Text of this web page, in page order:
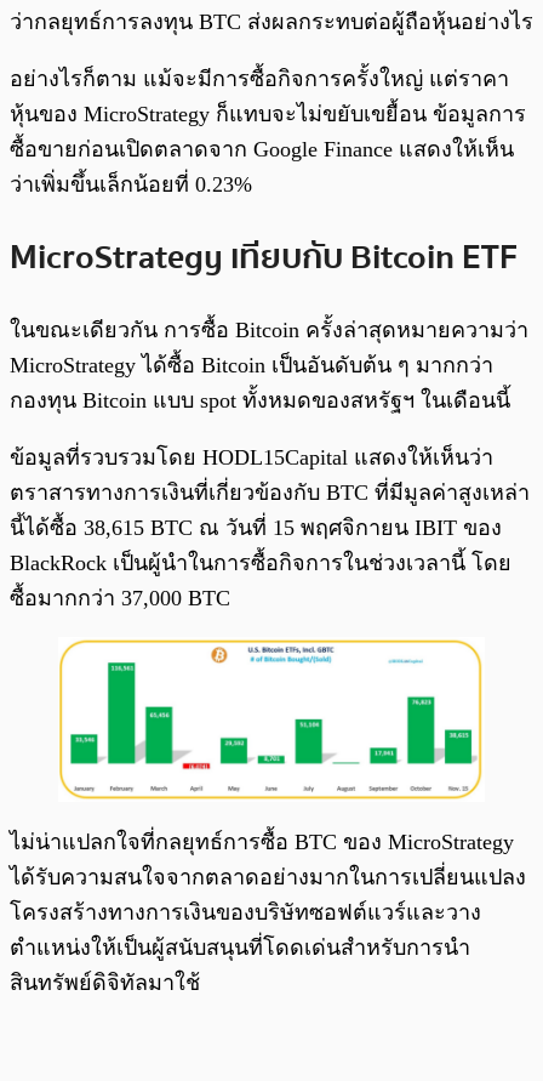
ว่ากลยุทธ์การลงทุน BTC ส่งผลกระทบต่อผู้ถือหุ้นอย่างไร
อย่างไรก็ตาม แม้จะมีการซื้อกิจการครั้งใหญ่ แต่ราคา
หุ้นของ MicroStrategy ก็แทบจะไม่ขยับเขยื้อน ข้อมูลการ
ซื้อขายก่อนเปิดตลาดจาก Google Finance แสดงให้เห็น
ว่าเพิ่มขึ้นเล็กน้อยที่ 0.23%
MicroStrategy เทียบกับ Bitcoin ETF
ในขณะเดียวกัน การซื้อ Bitcoin ครั้งล่าสุดหมายความว่า
MicroStrategy ได้ซื้อ Bitcoin เป็นอันดับต้น ๆ มากกว่า
กองทุน Bitcoin แบบ spot ทั้งหมดของสหรัฐฯ ในเดือนนี้
ข้อมูลที่รวบรวมโดย HODL15Capital แสดงให้เห็นว่า
ตราสารทางการเงินที่เกี่ยวข้องกับ BTC ที่มีมูลค่าสูงเหล่า
นี้ได้ซื้อ 38,615 BTC ณ วันที่ 15 พฤศจิกายน IBIT ของ
BlackRock เป็นผู้นำในการซื้อกิจการในช่วงเวลานี้ โดย
ซื้อมากกว่า 37,000 BTC
ไม่น่าแปลกใจที่กลยุทธ์การซื้อ BTC ของ MicroStrategy
ได้รับความสนใจจากตลาดอย่างมากในการเปลี่ยนแปลง
โครงสร้างทางการเงินของบริษัทซอฟต์แวร์และวาง
ตำแหน่งให้เป็นผู้สนับสนุนที่โดดเด่นสำหรับการนำ
สินทรัพย์ดิจิทัลมาใช้